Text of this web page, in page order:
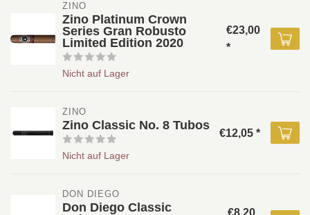
ZINO
Zino Platinum Crown
Series Gran Robusto
Limited Edition 2020
Nicht auf Lager
€23,00
*
ZINO
Zino Classic No. 8 Tubos
Nicht auf Lager
€12,05 *
DON DIEGO
Don Diego Classic
€8,20